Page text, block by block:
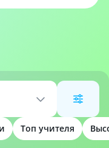
Топ учителя